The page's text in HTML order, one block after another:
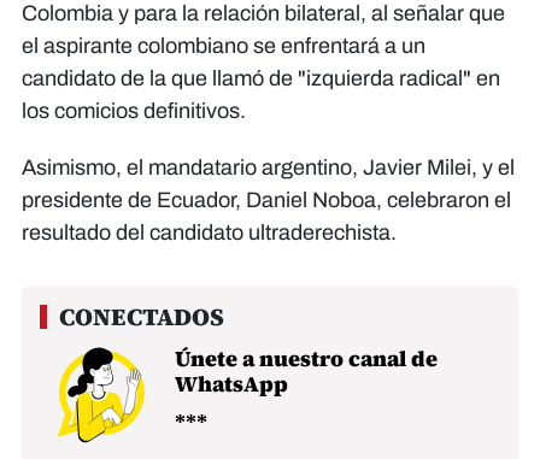
Colombia y para la relación bilateral, al señalar que
el aspirante colombiano se enfrentará a un
candidato de la que llamó de "izquierda radical" en
los comicios definitivos.
Asimismo, el mandatario argentino, Javier Milei, y el
presidente de Ecuador, Daniel Noboa, celebraron el
resultado del candidato ultraderechista.
Únete a nuestro canal de
WhatsApp